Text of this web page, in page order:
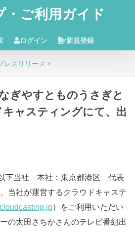
・ご利用ガイド
ログイン 新規登録
レスリリース
ぎやすとものうさぎと
ャスティングにて、出
下当社 本社：東京都港区 代表
当社が運営するクラウドキャステ
）をご利用いただい
の太田さちかさんのテレビ番組出